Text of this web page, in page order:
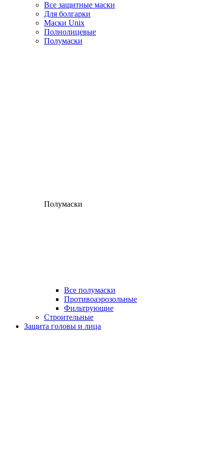
Все защитные маски
Для болгарки
Маски Unix
Полнолицевые
Полумаски
Полумаски
Все полумаски
Противоаэрозольные
Фильтрующие
Строительные
Защита головы и лица